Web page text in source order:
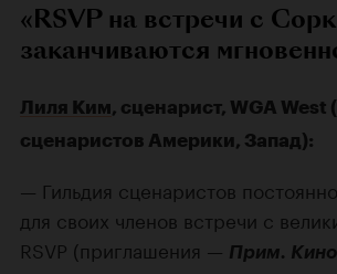
«RSVP на встречи с
заканчиваются
Лиля Ким, сценарист, WGA West
сценаристов Америки, Запад):
— Гильдия сценаристов
для своих членов встречи с
RSVP (приглашения — Прим.